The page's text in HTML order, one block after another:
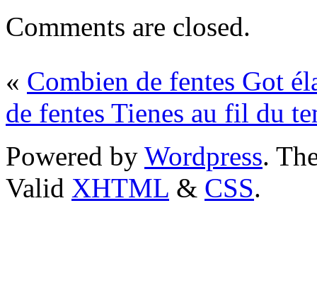
Comments are closed.
« Combien de fentes Got
de fentes Tienes au fil du
Powered by Wordpress.
Valid XHTML & CSS.